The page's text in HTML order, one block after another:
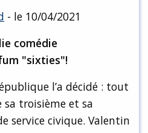
- le 10/04/2021
comédie
"sixties"!
l’a décidé : tout
troisième et sa
service civique. Valentin